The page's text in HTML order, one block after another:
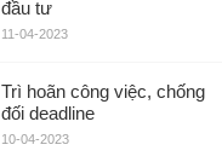
đầu tư
11-04-2023
Trì hoãn công việc, chống
đối deadline
10-04-2023